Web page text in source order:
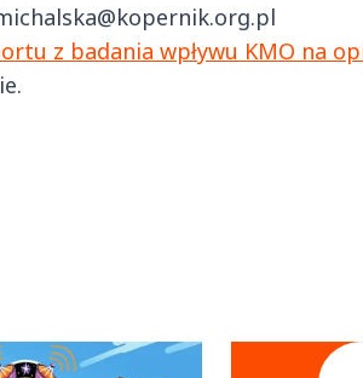
z badania wpływu KMO na